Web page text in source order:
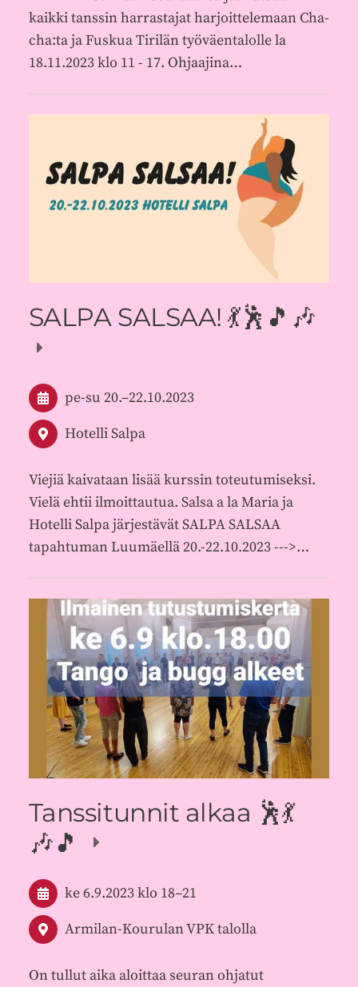
kaikki tanssin harrastajat harjoittelemaan Cha-
cha:ta ja Fuskua Tirilän työväentalolle la
18.11.2023 klo 11 - 17. Ohjaajina…
SALPA SALSAA! 💃🕺🎵🎶
pe-su 20.–22.10.2023
Hotelli Salpa
Viejiä kaivataan lisää kurssin toteutumiseksi.
Vielä ehtii ilmoittautua. Salsa a la Maria ja
Hotelli Salpa järjestävät SALPA SALSAA
tapahtuman Luumäellä 20.-22.10.2023 --->…
Tanssitunnit alkaa 🕺💃
🎶🎵
ke 6.9.2023klo 18–21
Armilan-Kourulan VPK talolla
On tullut aika aloittaa seuran ohjatut